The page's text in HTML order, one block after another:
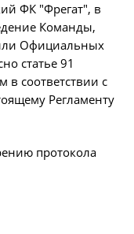
ФК "Фрегат", в
Команды,
Официальных
статье 91
в соответствии с
Регламенту
протокола